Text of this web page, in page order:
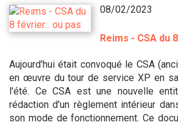
08/02/2023
Reims - CSA du
Aujourd'hui était convoqué le CSA
en œuvre du tour de service XP en
l'été. Ce CSA est une nouvelle
rédaction d'un règlement intérieur
son mode de fonctionnement. Ce